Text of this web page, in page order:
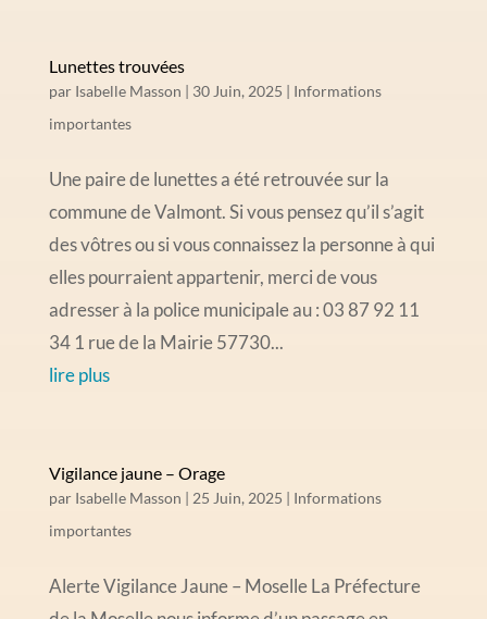
Lunettes trouvées
par Isabelle Masson | 30 Juin, 2025 | Informations
importantes
Une paire de lunettes a été retrouvée sur la
commune de Valmont. Si vous pensez qu’il s’agit
des vôtres ou si vous connaissez la personne à qui
elles pourraient appartenir, merci de vous
adresser à la police municipale au : 03 87 92 11
34 1 rue de la Mairie 57730...
lire plus
Vigilance jaune – Orage
par Isabelle Masson | 25 Juin, 2025 | Informations
importantes
Alerte Vigilance Jaune – Moselle La Préfecture